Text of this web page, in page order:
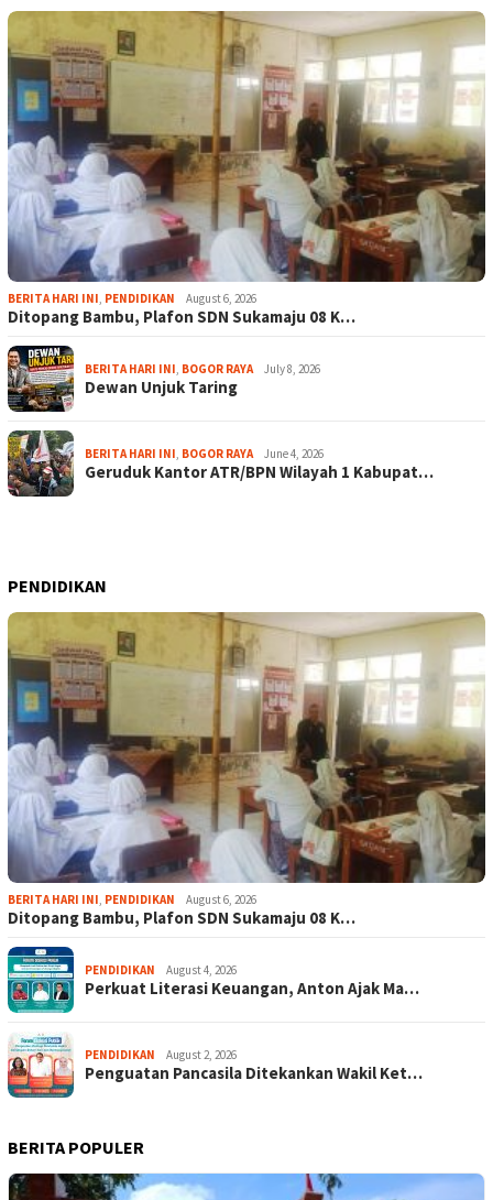
BERITA HARI INI, PENDIDIKAN August 6, 2026
Ditopang Bambu, Plafon SDN Sukamaju 08 K…
BERITA HARI INI, BOGOR RAYA July 8, 2026
Dewan Unjuk Taring
BERITA HARI INI, BOGOR RAYA June 4, 2026
Geruduk Kantor ATR/BPN Wilayah 1 Kabupat…
PENDIDIKAN
BERITA HARI INI, PENDIDIKAN August 6, 2026
Ditopang Bambu, Plafon SDN Sukamaju 08 K…
PENDIDIKAN August 4, 2026
Perkuat Literasi Keuangan, Anton Ajak Ma…
PENDIDIKAN August 2, 2026
Penguatan Pancasila Ditekankan Wakil Ket…
BERITA POPULER